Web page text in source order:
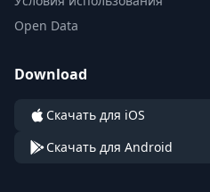
Open Data
Download
Скачать для iOS
Скачать для Android